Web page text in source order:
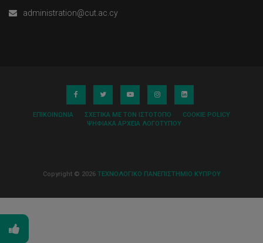
administration@cut.ac.cy
ΕΠΙΚΟΙΝΩΝΊΑ ΣΧΕΤΙΚΆ ΜΕ ΤΟΝ ΙΣΤΌΤΟΠΟ
COOKIE POLICY
ΨΗΦΙΑΚΆ ΑΡΧΕΊΑ ΛΟΓΌΤΥΠΟΥ
Copyright © 2026 ΤΕΧΝΟΛΟΓΙΚΟ ΠΑΝΕΠΙΣΤΗΜΙΟ ΚΥΠΡΟΥ